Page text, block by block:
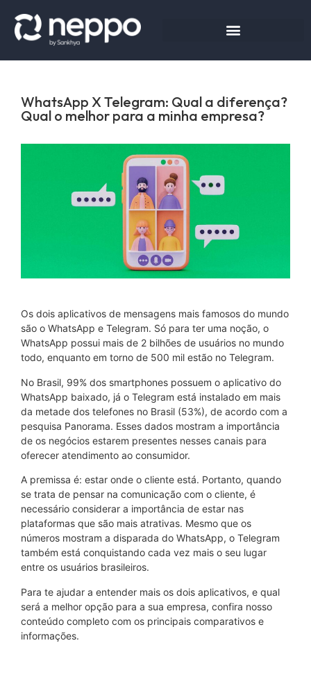
WhatsApp X Telegram: Qual a diferença?
Qual o melhor para a minha empresa?
Os dois aplicativos de mensagens mais famosos do mundo
são o WhatsApp e Telegram. Só para ter uma noção, o
WhatsApp possui mais de 2 bilhões de usuários no mundo
todo, enquanto em torno de 500 mil estão no Telegram.
No Brasil, 99% dos smartphones possuem o aplicativo do
WhatsApp baixado, já o Telegram está instalado em mais
da metade dos telefones no Brasil (53%), de acordo com a
pesquisa Panorama. Esses dados mostram a importância
de os negócios estarem presentes nesses canais para
oferecer atendimento ao consumidor.
A premissa é: estar onde o cliente está. Portanto, quando
se trata de pensar na comunicação com o cliente, é
necessário considerar a importância de estar nas
plataformas que são mais atrativas. Mesmo que os
números mostram a disparada do WhatsApp, o Telegram
também está conquistando cada vez mais o seu lugar
entre os usuários brasileiros.
Para te ajudar a entender mais os dois aplicativos, e qual
será a melhor opção para a sua empresa, confira nosso
conteúdo completo com os principais comparativos e
informações.